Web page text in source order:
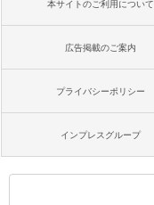
本サイトのご利用について
広告掲載のご案内
プライバシーポリシー
インプレスグループ